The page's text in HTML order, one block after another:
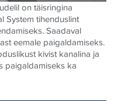
on täisringina
System tihenduslint
Saadaval
eemale paigaldamiseks.
kivist kanalina ja
paigaldamiseks ka